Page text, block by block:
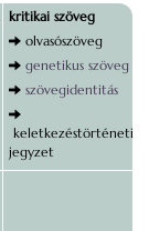
kritikai szöveg
olvasószöveg
genetikus szöveg
szövegidentitás
keletkezéstörténeti
jegyzet